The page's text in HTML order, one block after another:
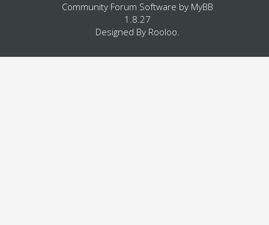
Community Forum Software by MyBB
1.8.27
Designed By Rooloo.